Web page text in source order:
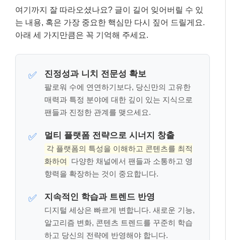
다. 특정 플랫폼의 성공 방식이 다른 플랫폼에 그대
로 적용되지 않을 수 있으니, 지속적인 학습과 실
험이 중요 합니다. 또한, 유료 광고나 협찬 콘텐츠
핵심 체크포인트: 이것만은 꼭 기억하세
여기까지 잘 따라오셨나요? 글이 길어 잊어버릴 수 있
는 내용, 혹은 가장 중요한 핵심만 다시 짚어 드릴게요.
아래 세 가지만큼은 꼭 기억해 주세요.
진정성과 니치 전문성 확보
팔로워 수에 연연하기보다, 당신만의 고유한